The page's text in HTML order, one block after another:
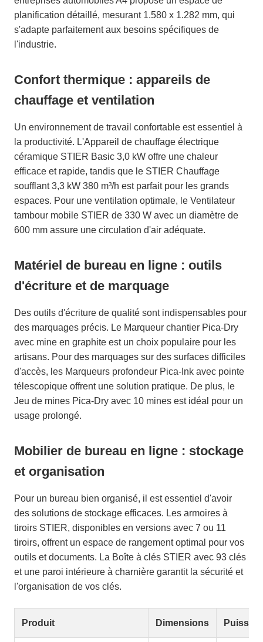
planification détaillé, mesurant 1.580 x 1.282 mm, qui
s'adapte parfaitement aux besoins spécifiques de
l'industrie.
Confort thermique : appareils de
chauffage et ventilation
Un environnement de travail confortable est essentiel à
la productivité. L'Appareil de chauffage électrique
céramique STIER Basic 3,0 kW offre une chaleur
efficace et rapide, tandis que le STIER Chauffage
soufflant 3,3 kW 380 m³/h est parfait pour les grands
espaces. Pour une ventilation optimale, le Ventilateur
tambour mobile STIER de 330 W avec un diamètre de
600 mm assure une circulation d'air adéquate.
Matériel de bureau en ligne : outils
d'écriture et de marquage
Des outils d'écriture de qualité sont indispensables pour
des marquages précis. Le Marqueur chantier Pica-Dry
avec mine en graphite est un choix populaire pour les
artisans. Pour des marquages sur des surfaces difficiles
d'accès, les Marqueurs profondeur Pica-Ink avec pointe
télescopique offrent une solution pratique. De plus, le
Jeu de mines Pica-Dry avec 10 mines est idéal pour un
usage prolongé.
Mobilier de bureau en ligne : stockage
et organisation
Pour un bureau bien organisé, il est essentiel d'avoir
des solutions de stockage efficaces. Les armoires à
tiroirs STIER, disponibles en versions avec 7 ou 11
tiroirs, offrent un espace de rangement optimal pour vos
outils et documents. La Boîte à clés STIER avec 93 clés
et une paroi intérieure à charnière garantit la sécurité et
l'organisation de vos clés.
Produit Dimensions